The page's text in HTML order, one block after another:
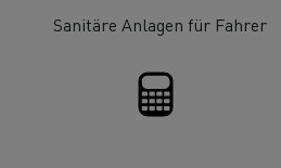
Sanitäre Anlagen für Fahrer